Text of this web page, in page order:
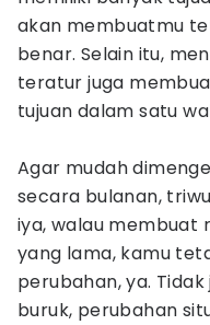
akan membuatmu
benar. Selain itu,
teratur juga
tujuan dalam satu
Agar mudah
secara bulanan,
iya, walau membuat
yang lama, kamu
perubahan, ya.
buruk, perubahan